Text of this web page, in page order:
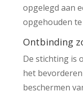
opgelegd aan
opgehouden
Ontbinding
De stichting is
het
beschermen